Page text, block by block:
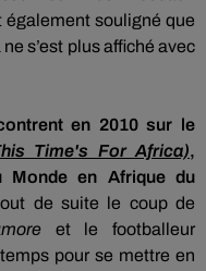
également souligné que
s’est plus affiché avec
en 2010 sur le
Time's For Africa),
Monde en Afrique du
de suite le coup de
et
le footballeur
pour se mettre en